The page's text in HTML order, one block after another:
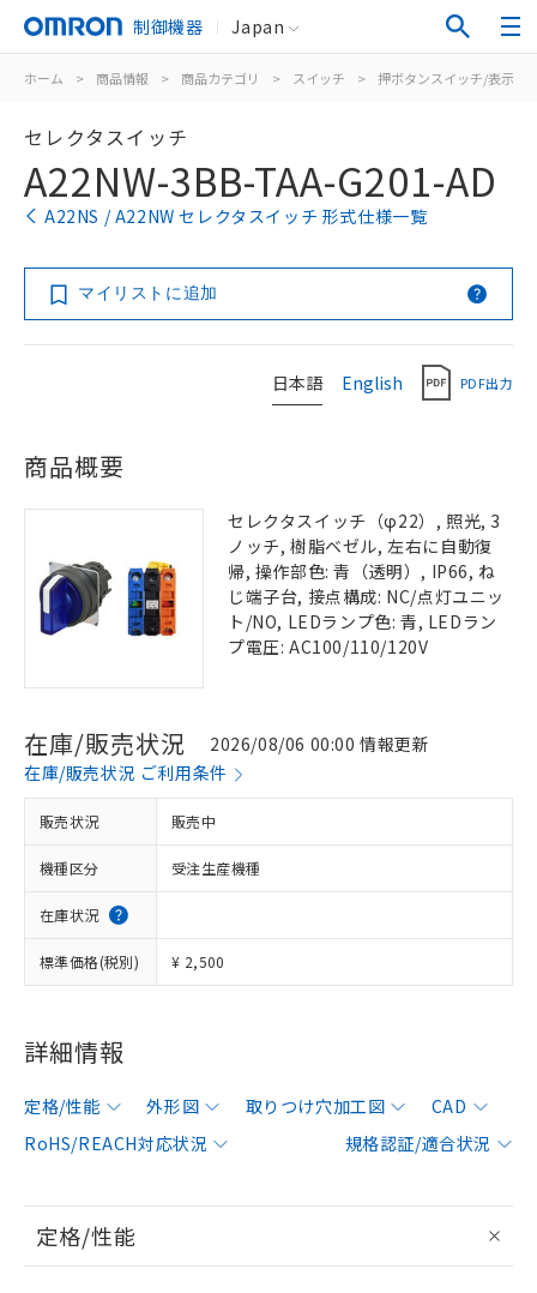
制御機器 Japan
ホーム > 商品情報 > 商品カテゴリ > スイッチ > 押ボタンスイッチ/表示灯
セレクタスイッチ
A22NW-3BB-TAA-G201-AD
A22NS / A22NW セレクタスイッチ 形式仕様一覧
マイリストに追加
日本語 English PDF出力
商品概要
セレクタスイッチ（φ22）, 照光, 3
ノッチ, 樹脂ベゼル, 左右に自動復
帰, 操作部色: 青（透明）, IP66, ね
じ端子台, 接点構成: NC/点灯ユニッ
ト/NO, LEDランプ色: 青, LEDラン
プ電圧: AC100/110/120V
在庫/販売状況
2026/08/06 00:00 情報更新
在庫/販売状況 ご利用条件
販売状況 販売中
機種区分 受注生産機種
在庫状況
標準価格(税別) ¥ 2,500
詳細情報
定格/性能 外形図 取りつけ穴加工図
CAD
RoHS/REACH対応状況
規格認証/適合状況
定格/性能